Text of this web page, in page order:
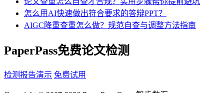
怎么用AI快速做出符合要求的答辩PPT？
AIGC降重查重怎么做？规范自查与调整方法指南
PaperPass免费论文检测
检测报告演示 免费试用